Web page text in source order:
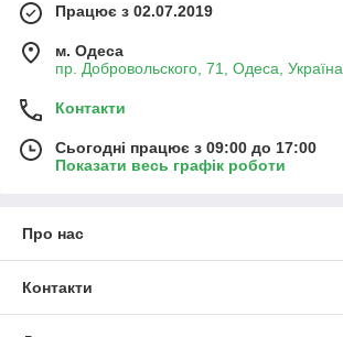
Працює з 02.07.2019
м. Одеса
пр. Добровольского, 71, Одеса, Україна
Контакти
Сьогодні працює з 09:00 до 17:00
Показати весь графік роботи
Про нас
Контакти